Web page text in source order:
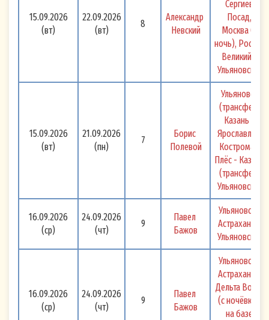
15.09.2026
(вт)
22.09.2026
(вт)
8
Александр
Невский
Сергиев
Посад,
Москва (1
ночь), Ростов
Великий -
Ульяновск
15.09.2026
(вт)
21.09.2026
(пн)
7
Борис
Полевой
Ульяновск
(трансфер)
Казань -
Ярославль -
Кострома -
Плёс - Казань
(трансфер)
Ульяновск
16.09.2026
(ср)
24.09.2026
(чт)
9
Павел
Бажов
Ульяновск -
Астрахань -
Ульяновск
16.09.2026
(ср)
24.09.2026
(чт)
9
Павел
Бажов
Ульяновск -
Астрахань +
Дельта Волги
(с ночёвкой
на базе